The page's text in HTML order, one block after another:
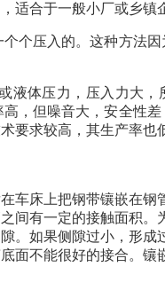
适合于一般小厂或乡镇
个压入的。这种方法
液体压力，压入力大，
，但噪音大，安全性差
要求较高，其生产率也
车床上把钢带镶嵌在钢
间有一定的接触面积。
。如果侧隙过小，形成
面不能很好的接合。镶